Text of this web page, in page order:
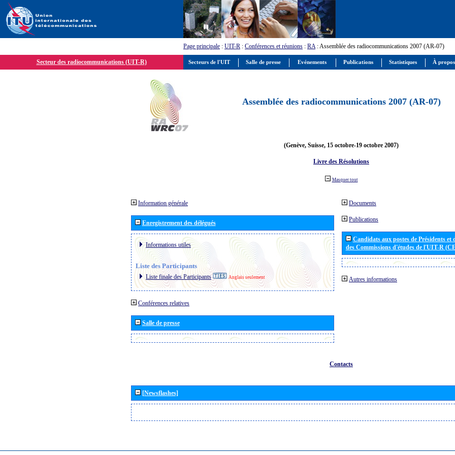
Page principale : UIT-R : Conférences et réunions : RA: Assemblée des radiocommunications 2007 (AR-07)
Secteur des radiocommunications (UIT-R)
Assemblée des radiocommunications 2007 (AR-07)
(Genève, Suisse, 15 octobre-19 octobre 2007)
Livre des Résolutions
Masquer tout
Information générale
Enregistrement des délégués
Informations utiles
Liste des Participants
Liste finale des Participants Anglais seulement
Conférences relatives
Salle de presse
Documents
Publications
Candidats aux postes de Présidents et
des Commissions d'études de l'UIT-R
Autres informations
Contacts
[Newsflashes]
Secteurs de l'UIT Salle de presse Evénements Publications Statistiques À